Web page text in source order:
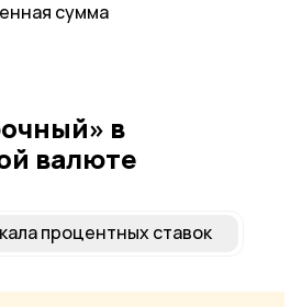
сумма
в
валюте
процентных ставок